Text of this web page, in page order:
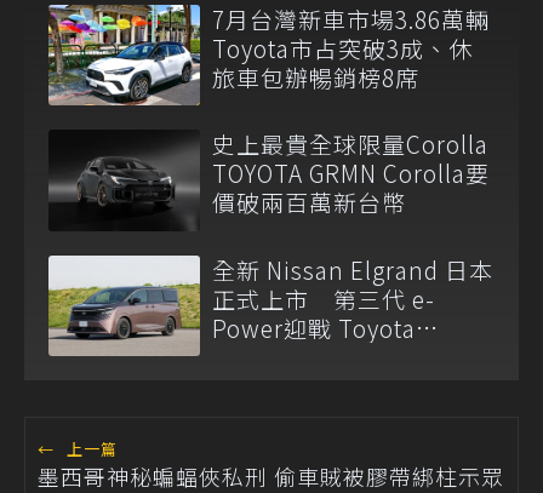
7月台灣新車市場3.86萬輛
Toyota市占突破3成、休
旅車包辦暢銷榜8席
史上最貴全球限量Corolla
TOYOTA GRMN Corolla要
價破兩百萬新台幣
全新 Nissan Elgrand 日本
正式上市 第三代 e-
Power迎戰 Toyota
← 上一篇
墨西哥神秘蝙蝠俠私刑 偷車賊被膠帶綁柱示眾